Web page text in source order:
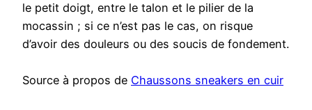
le petit doigt, entre le talon et le pilier de la
mocassin ; si ce n’est pas le cas, on risque
d’avoir des douleurs ou des soucis de fondement.
Source à propos de Chaussons sneakers en cuir